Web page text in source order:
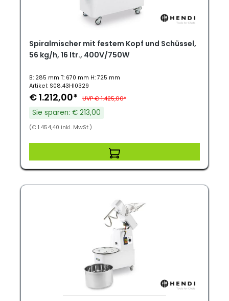
Spiralmischer mit festem Kopf und Schüssel,
56 kg/h, 16 ltr., 400V/750W
B: 285 mm T: 670 mm H: 725 mm
Artikel: S08.43HI0329
€ 1.212,00* UVP € 1.425,00*
Sie sparen: € 213,00
(€ 1.454,40 inkl. MwSt.)